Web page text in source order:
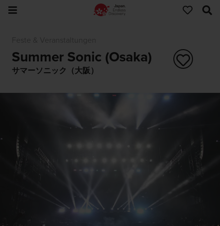
Summer Sonic (Osaka)
サマーソニック（大阪）